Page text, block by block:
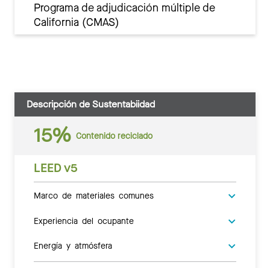
Programa de adjudicación múltiple de
California (CMAS)
Descripción de Sustentabiidad
15% Contenido reciclado
LEED v5
Marco de materiales comunes
Experiencia del ocupante
Energía y atmósfera